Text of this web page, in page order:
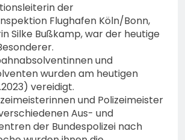
der
Flughafen Köln/Bonn,
Silke Bußkamp, war der heutige
und
wurden am heutigen
vereidigt.
und Polizeimeister
Aus- und
der Bundespolizei nach